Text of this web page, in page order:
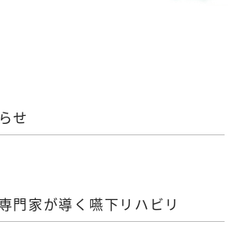
せ
門家が導く嚥下リハビリ